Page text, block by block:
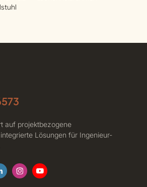
auf projektbezogene
Lösungen für Ingenieur-